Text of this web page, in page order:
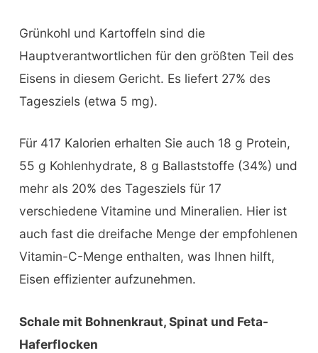
Grünkohl und Kartoffeln sind die
Hauptverantwortlichen für den größten Teil des
Eisens in diesem Gericht. Es liefert 27% des
Tagesziels (etwa 5 mg).
Für 417 Kalorien erhalten Sie auch 18 g Protein,
55 g Kohlenhydrate, 8 g Ballaststoffe (34%) und
mehr als 20% des Tagesziels für 17
verschiedene Vitamine und Mineralien. Hier ist
auch fast die dreifache Menge der empfohlenen
Vitamin-C-Menge enthalten, was Ihnen hilft,
Eisen effizienter aufzunehmen.
Schale mit Bohnenkraut, Spinat und Feta-
Haferflocken